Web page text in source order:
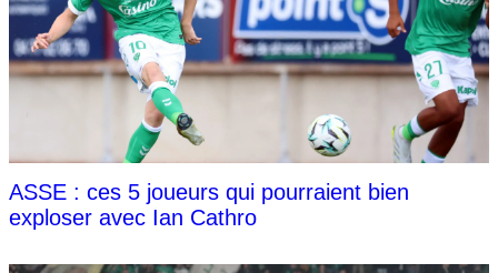
ASSE : ces 5 joueurs qui pourraient bien
exploser avec Ian Cathro